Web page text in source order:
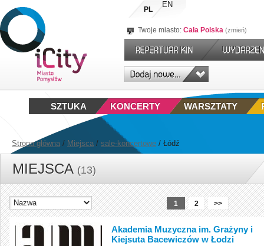
PL
EN
Twoje miasto: Cała Polska zmień
WARSZTATY
KONCERTY
SZTUKA
Strona główna / Miejsca / sale-koncertowe / Łódź
MIEJSCA (13)
1 2 >>
Akademia Muzyczna im. Grażyny i
Kiejsuta Bacewiczów w Łodzi